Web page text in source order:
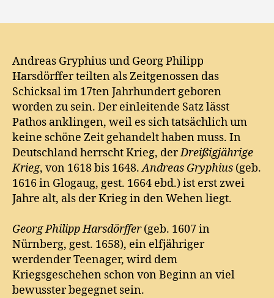
Andreas Gryphius und Georg Philipp
Harsdörffer teilten als Zeitgenossen das
Schicksal im 17ten Jahrhundert geboren
worden zu sein. Der einleitende Satz lässt
Pathos anklingen, weil es sich tatsächlich um
keine schöne Zeit gehandelt haben muss. In
Deutschland herrscht Krieg, derDreißigjährige
Krieg, von 1618 bis 1648.Andreas Gryphius (geb.
1616 in Glogaug, gest. 1664 ebd.) ist erst zwei
Jahre alt, als der Krieg in den Wehen liegt.
Georg Philipp Harsdörffer(geb. 1607 in
Nürnberg, gest. 1658), ein elfjähriger
werdender Teenager, wird dem
Kriegsgeschehen schon von Beginn an viel
bewusster begegnet sein.